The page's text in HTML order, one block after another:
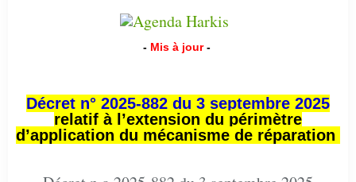
- Mis à jour -
Décret n° 2025-882 du 3 septembre 2025
relatif à l’extension du périmètre
d’application du mécanisme de réparation